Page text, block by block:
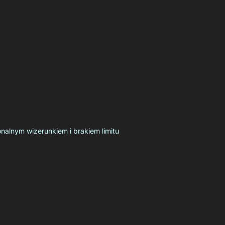
wizerunkiem i brakiem limitu